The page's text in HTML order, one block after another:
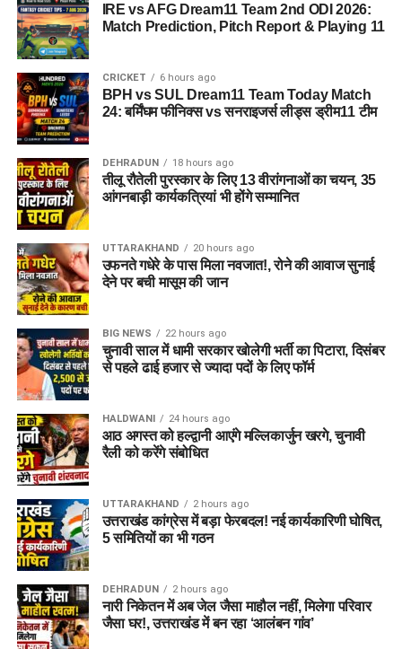
IRE vs AFG Dream11 Team 2nd ODI 2026:
Match Prediction, Pitch Report & Playing 11
CRICKET 6 hours ago
BPH vs SUL Dream11 Team Today Match
24: बर्मिंघम फीनिक्स vs सनराइजर्स लीड्स ड्रीम11 टीम
DEHRADUN 18 hours ago
तीलू रौतेली पुरस्कार के लिए 13 वीरांगनाओं का चयन, 35
आंगनबाड़ी कार्यकत्रियां भी होंगे सम्मानित
UTTARAKHAND 20 hours ago
उफनते गधेरे के पास मिला नवजात!, रोने की आवाज सुनाई
देने पर बची मासूम की जान
BIG NEWS 22 hours ago
चुनावी साल में धामी सरकार खोलेगी भर्ती का पिटारा, दिसंबर
से पहले ढाई हजार से ज्यादा पदों के लिए फॉर्म
HALDWANI 24 hours ago
आठ अगस्त को हल्द्वानी आएंगे मल्लिकार्जुन खरगे, चुनावी
रैली को करेंगे संबोधित
UTTARAKHAND 2 hours ago
उत्तराखंड कांग्रेस में बड़ा फेरबदल! नई कार्यकारिणी घोषित,
5 समितियों का भी गठन
DEHRADUN 2 hours ago
नारी निकेतन में अब जेल जैसा माहौल नहीं, मिलेगा परिवार
जैसा घर!, उत्तराखंड में बन रहा ‘आलंबन गांव’